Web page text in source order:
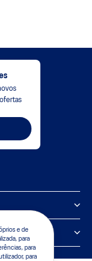
e de
para
para
para